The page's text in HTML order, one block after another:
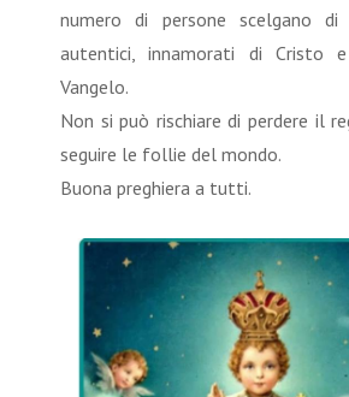
numero di persone scelgano di
autentici, innamorati di Cristo
Vangelo.
Non si può rischiare di perdere il
seguire le follie del mondo.
Buona preghiera a tutti.